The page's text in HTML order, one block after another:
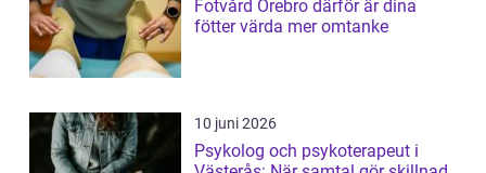
Fotvård Örebro därför är dina
fötter värda mer omtanke
10 juni 2026
Psykolog och psykoterapeut i